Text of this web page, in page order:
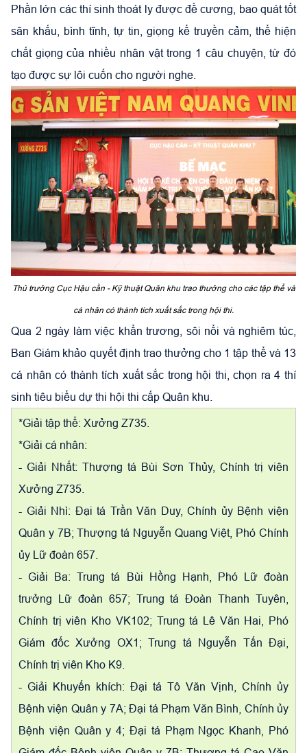
Phần lớn các thí sinh thoát ly được đề cương, bao quát tốt
sân khấu, bình tĩnh, tự tin, giọng kể truyền cảm, thể hiện
chất giọng của nhiều nhân vật trong 1 câu chuyện, từ đó
tạo được sự lôi cuốn cho người nghe.
Thủ trưởng Cục Hậu cần - Kỹ thuật Quân khu trao thưởng cho các tập thể và
cá nhân có thành tích xuất sắc trong hội thi.
Qua 2 ngày làm việc khẩn trương, sôi nổi và nghiêm túc,
Ban Giám khảo quyết định trao thưởng cho 1 tập thể và 13
cá nhân có thành tích xuất sắc trong hội thi, chọn ra 4 thí
sinh tiêu biểu dự thi hội thi cấp Quân khu.
*Giải tập thể: Xưởng Z735.
*Giải cá nhân:
- Giải Nhất: Thượng tá Bùi Sơn Thủy, Chính trị viên
Xưởng Z735.
- Giải Nhì: Đại tá Trần Văn Duy, Chính ủy Bệnh viện
Quân y 7B; Thượng tá Nguyễn Quang Việt, Phó Chính
ủy Lữ đoàn 657.
- Giải Ba: Trung tá Bùi Hồng Hạnh, Phó Lữ đoàn
trưởng Lữ đoàn 657; Trung tá Đoàn Thanh Tuyên,
Chính trị viên Kho VK102; Trung tá Lê Văn Hai, Phó
Giám đốc Xưởng OX1; Trung tá Nguyễn Tấn Đại,
Chính trị viên Kho K9.
- Giải Khuyến khích: Đại tá Tô Văn Vịnh, Chính ủy
Bệnh viện Quân y 7A; Đại tá Phạm Văn Bình, Chính ủy
Bệnh viện Quân y 4; Đại tá Phạm Ngọc Khanh, Phó